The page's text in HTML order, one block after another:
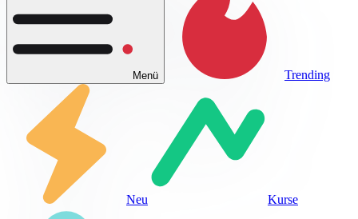
Menü Trending
Neu Kurse